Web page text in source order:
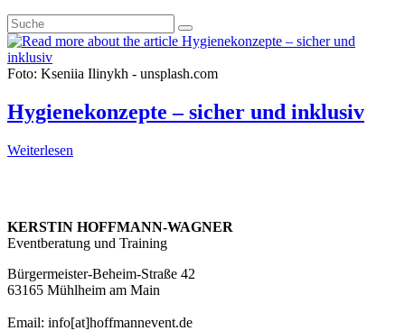
Foto: Kseniia Ilinykh - unsplash.com
Hygienekonzepte – sicher und inklusiv
Weiterlesen
KERSTIN HOFFMANN-WAGNER
Eventberatung und Training
Bürgermeister-Beheim-Straße 42
63165 Mühlheim am Main
Email: info[at]hoffmannevent.de